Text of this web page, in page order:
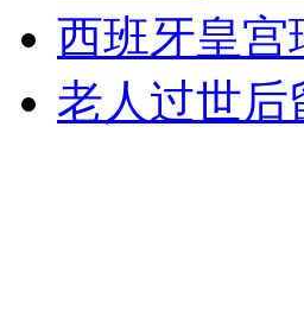
外交部：有关国家言论片面
西班牙皇宫
老人过世后